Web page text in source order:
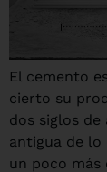
El cemento
cierto su
dos siglos
antigua de lo
un poco más